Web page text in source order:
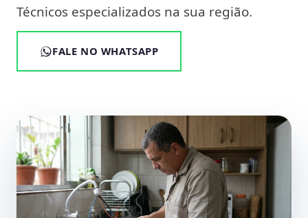
Técnicos especializados na sua região.
FALE NO WHATSAPP